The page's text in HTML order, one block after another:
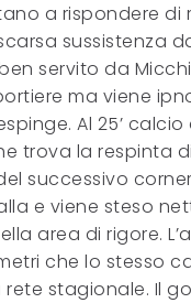
a rispondere di
sussistenza
ben servito da
ma viene
Al 25’
trova la respinta
successivo
e viene steso
area di rigore.
che lo stesso
stagionale. Il